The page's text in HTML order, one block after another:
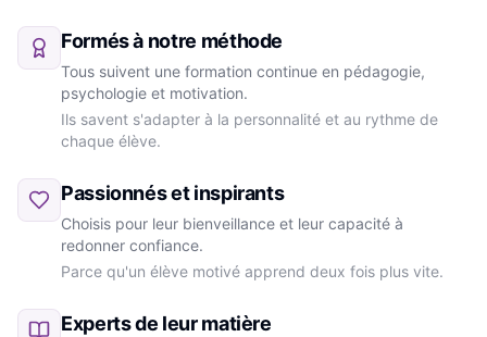
Formés à notre méthode
Tous suivent une formation continue en pédagogie,
psychologie et motivation.
Ils savent s'adapter à la personnalité et au rythme de
chaque élève.
Passionnés et inspirants
Choisis pour leur bienveillance et leur capacité à
redonner confiance.
Parce qu'un élève motivé apprend deux fois plus vite.
Experts de leur matière